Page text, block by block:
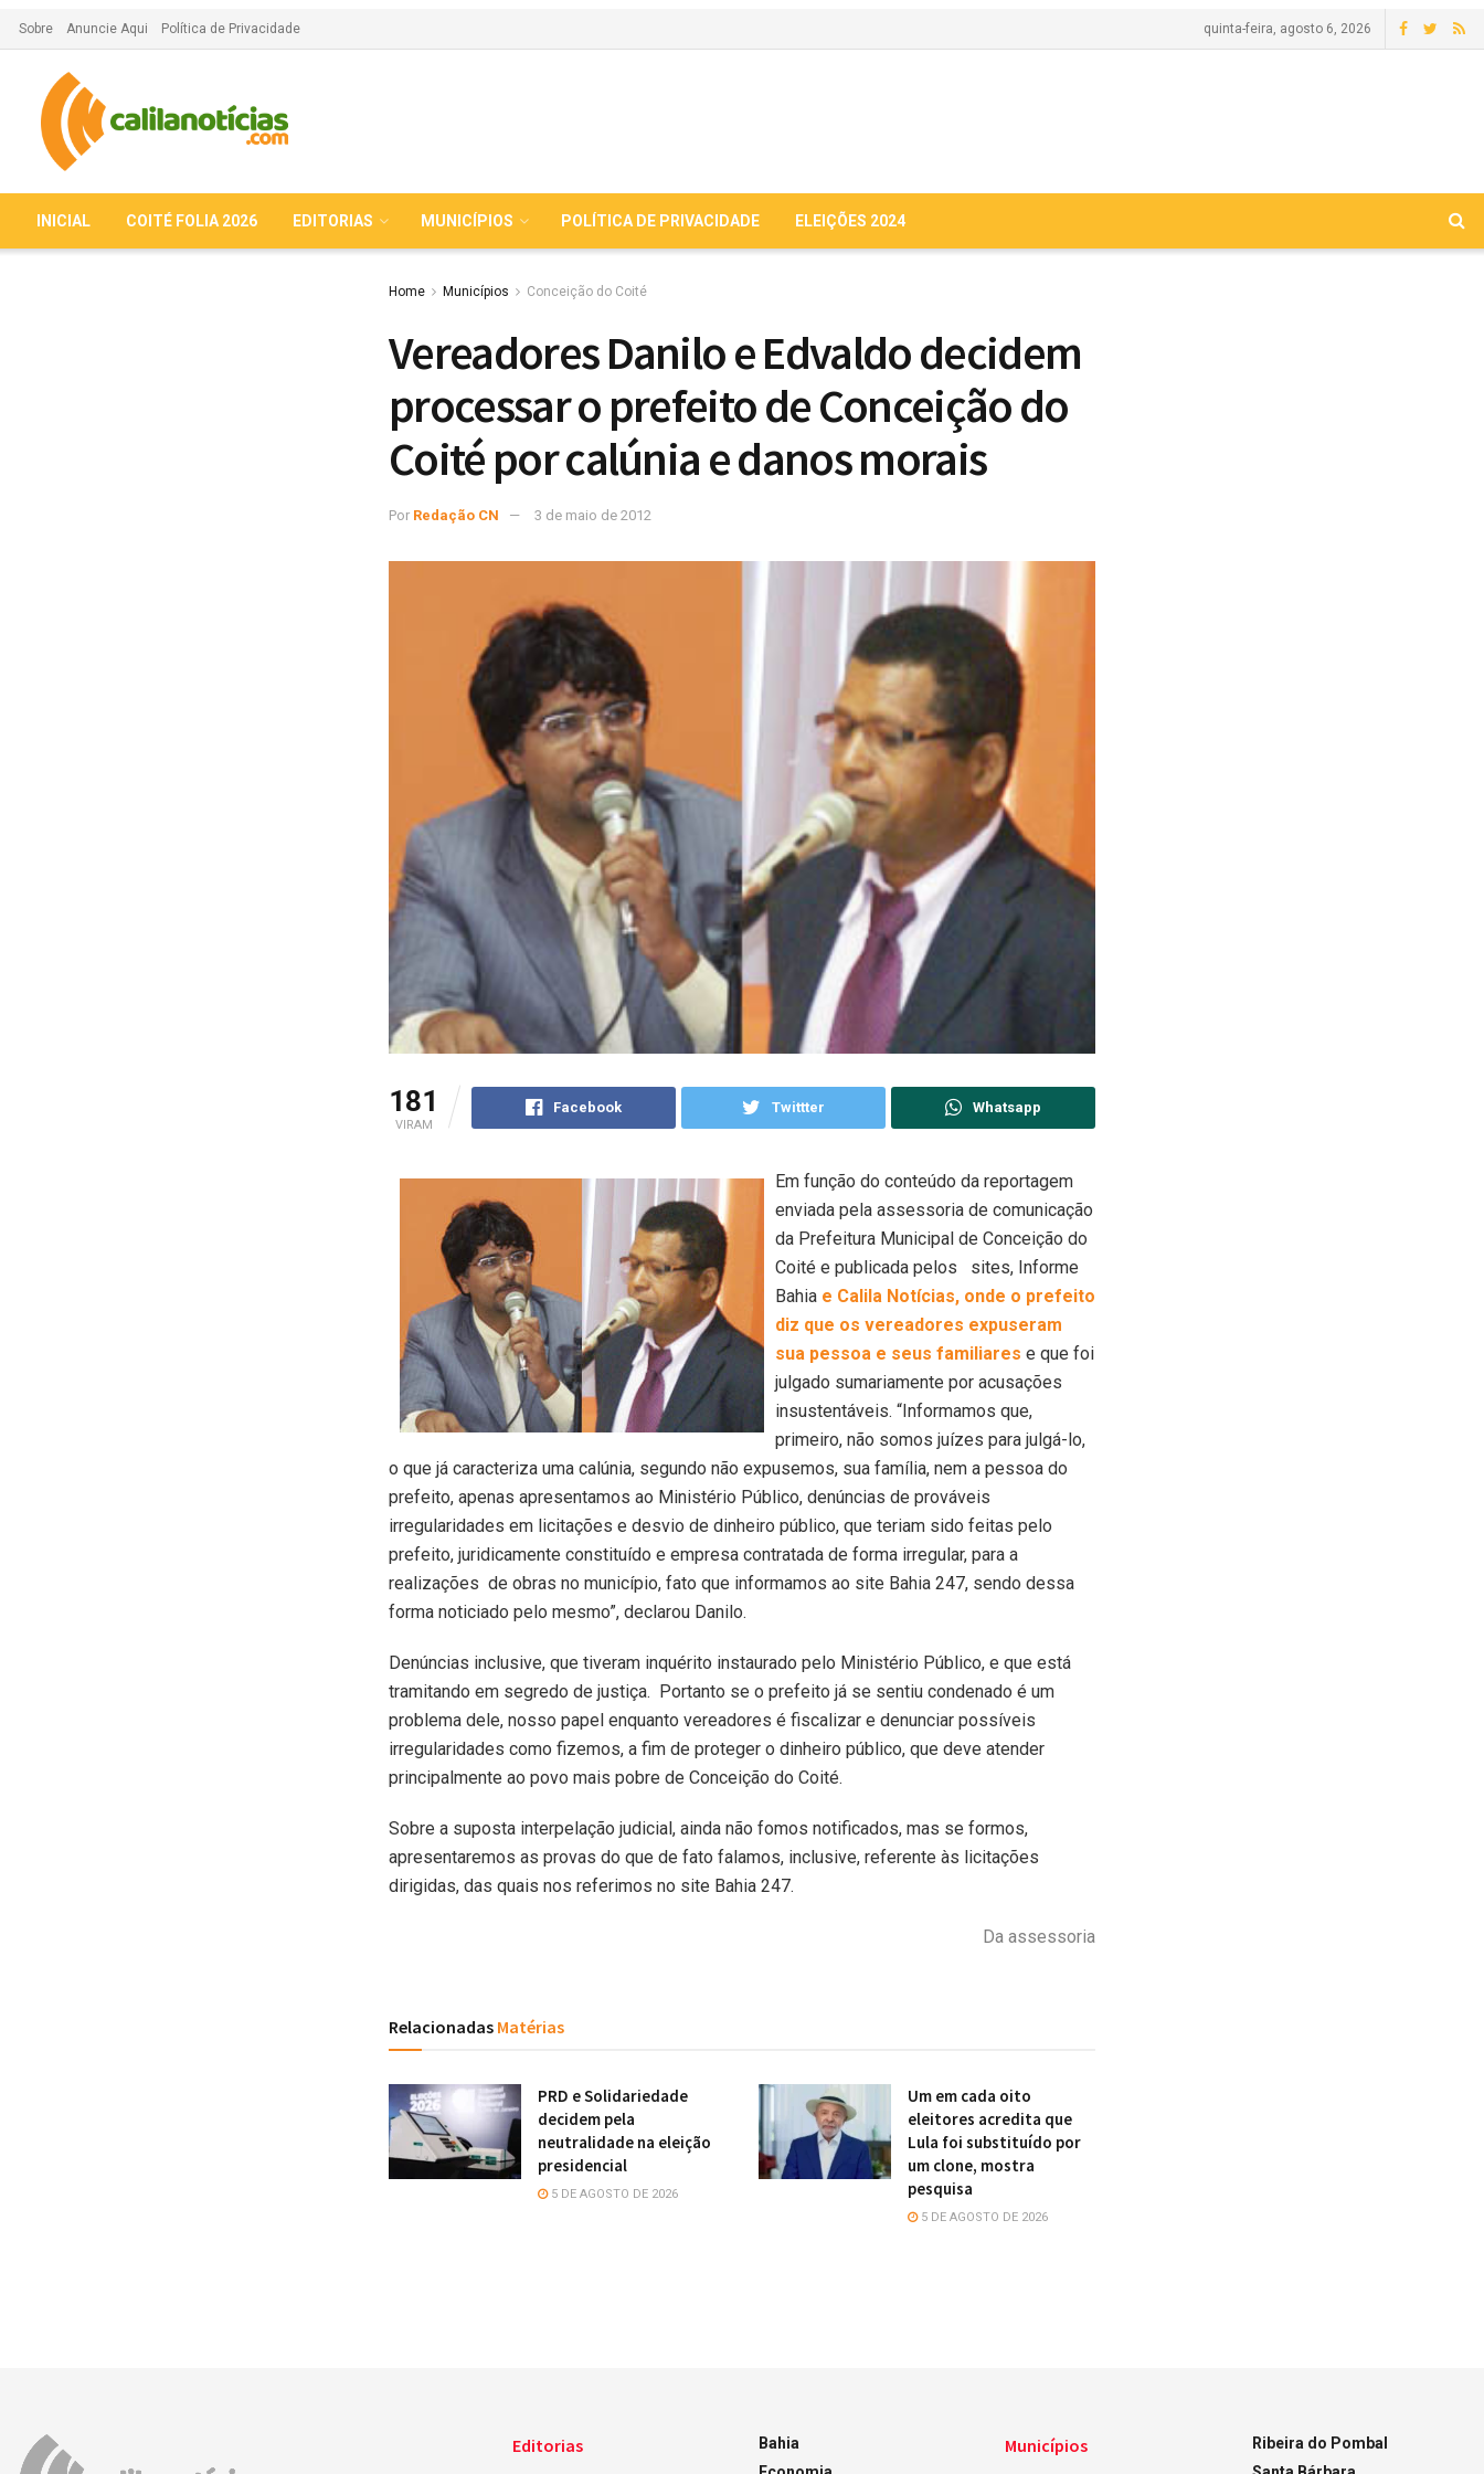
Sobre Anuncie Aqui Política de Privacidade quinta-feira, agosto 6, 2026
INICIAL COITÉ FOLIA 2026 EDITORIAS MUNICÍPIOS POLÍTICA DE PRIVACIDADE ELEIÇÕES 2024
Home Municípios Conceição do Coité
Vereadores Danilo e Edvaldo decidem
processar o prefeito de Conceição do
Coité por calúnia e danos morais
Por Redação CN 3 de maio de 2012
181
VIRAM
Facebook Twittter Whatsapp
Em função do conteúdo da reportagem
enviada pela assessoria de comunicação
da Prefeitura Municipal de Conceição do
Coité e publicada pelos sites, Informe
Bahia e Calila Notícias, onde o prefeito
diz que os vereadores expuseram
sua pessoa e seus familiares e que foi
julgado sumariamente por acusações
insustentáveis. “Informamos que,
primeiro, não somos juízes para julgá-lo,
o que já caracteriza uma calúnia, segundo não expusemos, sua família, nem a pessoa do
prefeito, apenas apresentamos ao Ministério Público, denúncias de prováveis
irregularidades em licitações e desvio de dinheiro público, que teriam sido feitas pelo
prefeito, juridicamente constituído e empresa contratada de forma irregular, para a
realizações de obras no município, fato que informamos ao site Bahia 247, sendo dessa
forma noticiado pelo mesmo”, declarou Danilo.
Denúncias inclusive, que tiveram inquérito instaurado pelo Ministério Público, e que está
tramitando em segredo de justiça. Portanto se o prefeito já se sentiu condenado é um
problema dele, nosso papel enquanto vereadores é fiscalizar e denunciar possíveis
irregularidades como fizemos, a fim de proteger o dinheiro público, que deve atender
principalmente ao povo mais pobre de Conceição do Coité.
Sobre a suposta interpelação judicial, ainda não fomos notificados, mas se formos,
apresentaremos as provas do que de fato falamos, inclusive, referente às licitações
dirigidas, das quais nos referimos no site Bahia 247.
Da assessoria
Relacionadas Matérias
PRD e Solidariedade
decidem pela
neutralidade na eleição
presidencial
5 DE AGOSTO DE 2026
Um em cada oito
eleitores acredita que
Lula foi substituído por
um clone, mostra
pesquisa
5 DE AGOSTO DE 2026
Editorias
Bahia
Municípios
Ribeira do Pombal